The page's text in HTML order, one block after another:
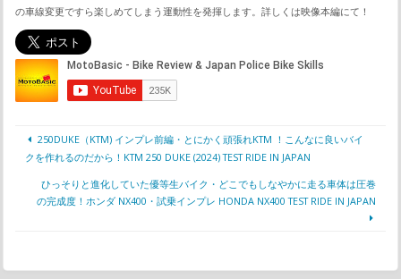
の車線変更ですら楽しめてしまう運動性を発揮します。詳しくは映像本編にて！
250DUKE（KTM) インプレ前編・とにかく頑張れKTM ！こんなに良いバイ
クを作れるのだから！KTM 250 DUKE (2024) TEST RIDE IN JAPAN
ひっそりと進化していた優等生バイク・どこでもしなやかに走る車体は圧巻
の完成度！ホンダ NX400・試乗インプレ HONDA NX400 TEST RIDE IN JAPAN